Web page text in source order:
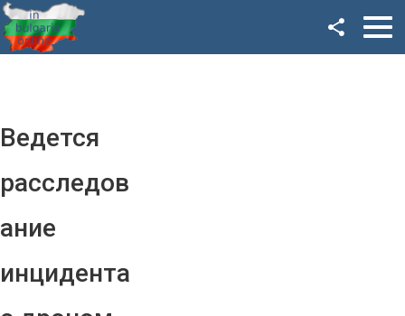
Ведется
расследов
ание
инцидента